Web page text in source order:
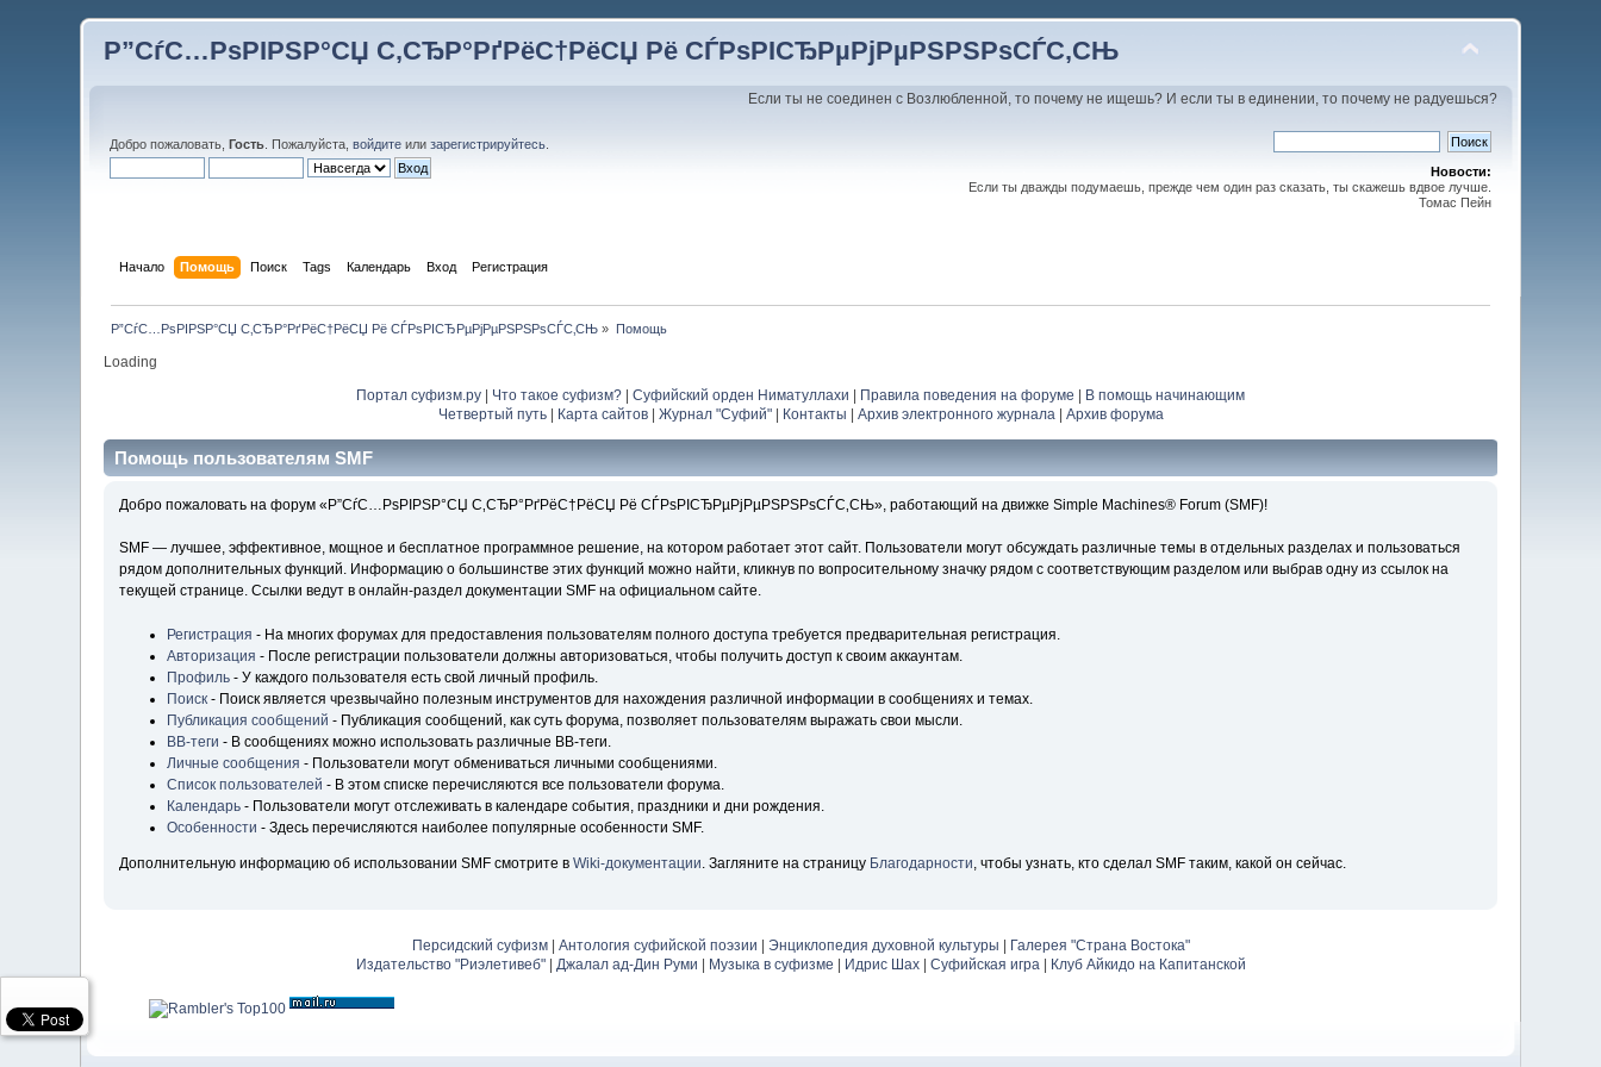
Р”СѓС…РѕРІРЅР°СЏ С‚СЂР°РґРёС†РёСЏ Рё СЃРѕРІСЂРµРјРµРЅРЅРѕСЃС‚СЊ
Если ты не соединен с Возлюбленной, то почему не ищешь? И если ты в единении, то почему не радуешься?
Добро пожаловать,Гость . Пожалуйста,войдите илизарегистрируйтесь
Новости:
Если ты дважды подумаешь, прежде чем один раз сказать, ты скажешь вдвое лучше.
Томас Пейн
Начало Помощь Поиск Tags Календарь Вход Регистрация
Р”СѓС…РѕРІРЅР°СЏ С‚СЂР°РґРёС†РёСЏ Рё СЃРѕРІСЂРµРјРµРЅРЅРѕСЃС‚СЊ » Помощь
Loading
Портал суфизм.ру Что такое суфизм? Суфийский орден Ниматуллахи Правила поведения на форуме
В помощь начинающим
Четвертый путь| Карта сайтов| Журнал "Суфий"| Контакты Архив электронного журнала| Архив форума
Помощь пользователям SMF
Добро пожаловать на форум «Р”СѓС…РѕРІРЅР°СЏ С‚СЂР°РґРёС†РёСЏ Рё СЃРѕРІСЂРµРјРµРЅРЅРѕСЃС‚СЊ», работающий на движке Simple Machines® Forum (SMF)!
SMF — лучшее, эффективное, мощное и бесплатное программное решение, на котором работает этот сайт. Пользователи могут обсуждать различные темы в отдельных разделах и пользоваться
рядом дополнительных функций. Информацию о большинстве этих функций можно найти, кликнув по вопросительному значку рядом с соответствующим разделом или выбрав одну из ссылок на
текущей странице. Ссылки ведут в онлайн-раздел документации SMF на официальном сайте.
Регистрация - На многих форумах для предоставления пользователям полного доступа требуется предварительная регистрация.
Авторизация - После регистрации пользователи должны авторизоваться, чтобы получить доступ к своим аккаунтам.
Профиль- У каждого пользователя есть свой личный профиль.
Поиск- Поиск является чрезвычайно полезным инструментов для нахождения различной информации в сообщениях и темах.
Публикация сообщений - Публикация сообщений, как суть форума, позволяет пользователям выражать свои мысли.
BB-теги - В сообщениях можно использовать различные BB-теги.
Личные сообщения - Пользователи могут обмениваться личными сообщениями.
Список пользователей - В этом списке перечисляются все пользователи форума.
Календарь- Пользователи могут отслеживать в календаре события, праздники и дни рождения.
Особенности - Здесь перечисляются наиболее популярные особенности SMF.
Дополнительную информацию об использовании SMF смотрите в Wiki-документации. Загляните на страницу Благодарности, чтобы узнать, кто сделал SMF таким, какой он сейчас.
Персидский суфизм| Антология суфийской поэзии | Энциклопедия духовной культуры | Галерея "Страна Востока"
Издательство "Риэлетивеб"| Джалал ад-Дин Руми | Музыка в суфизме | Идрис Шах| Суфийская игра | Клуб Айкидо на Капитанской